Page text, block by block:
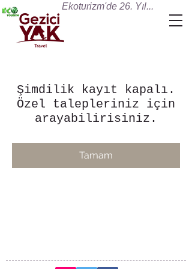
Ekoturizm'de 26. Yıl...
Şimdilik kayıt kapalı.
Özel talepleriniz için
arayabilirisiniz.
Tamam